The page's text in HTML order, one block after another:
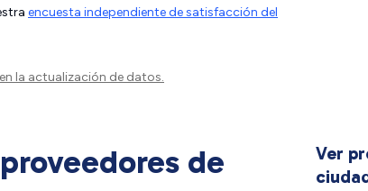
encuesta independiente de satisfacción del
la actualización de datos.
de
Ver